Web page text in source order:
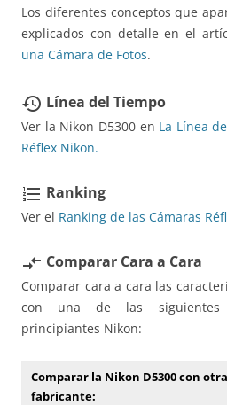
Los diferentes conceptos que
explicados con detalle en el
una Cámara de Fotos.
restore Línea del Tiempo
Ver la Nikon D5300 en La Línea
Réflex Nikon.
format_list_numbered Ranking
Ver el Ranking de las Cámaras
compare_arrows Comparar Cara a Cara
Comparar cara a cara las
con una de las siguientes
principiantes Nikon:
Comparar la Nikon D5300 con
fabricante: